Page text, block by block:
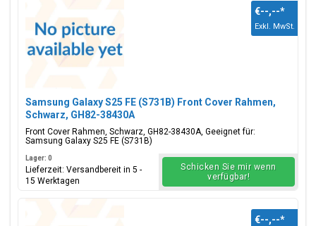
Samsung Galaxy S25 FE (S731B) Front Cover Rahmen,
Schwarz, GH82-38430A
Front Cover Rahmen, Schwarz, GH82-38430A, Geeignet für:
Samsung Galaxy S25 FE (S731B)
€--,--*
Exkl. MwSt.
Lager: 0
Lieferzeit: Versandbereit in 5 -
15 Werktagen
Schicken Sie mir wenn
verfügbar!
€--,--*